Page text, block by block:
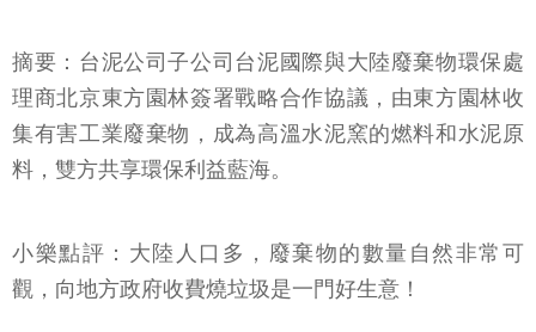
摘要：台泥公司子公司台泥國際與大陸廢棄物環保處
理商北京東方園林簽署戰略合作協議，由東方園林收
集有害工業廢棄物，成為高溫水泥窯的燃料和水泥原
料，雙方共享環保利益藍海。
小樂點評：大陸人口多，廢棄物的數量自然非常可
觀，向地方政府收費燒垃圾是一門好生意！